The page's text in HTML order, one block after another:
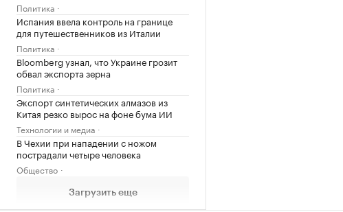
Политика
Испания ввела контроль на границе
для путешественников из Италии
Политика
Bloomberg узнал, что Украине грозит
обвал экспорта зерна
Политика
Экспорт синтетических алмазов из
Китая резко вырос на фоне бума ИИ
Технологии и медиа
В Чехии при нападении с ножом
пострадали четыре человека
Общество
Загрузить еще